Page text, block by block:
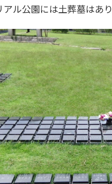
アル公園には土葬墓はあ